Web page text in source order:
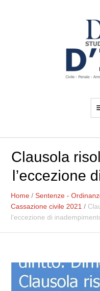
Clausola
l’eccezione
Home /Sentenze -
Cassazione civile 2021 /
l’eccezione di